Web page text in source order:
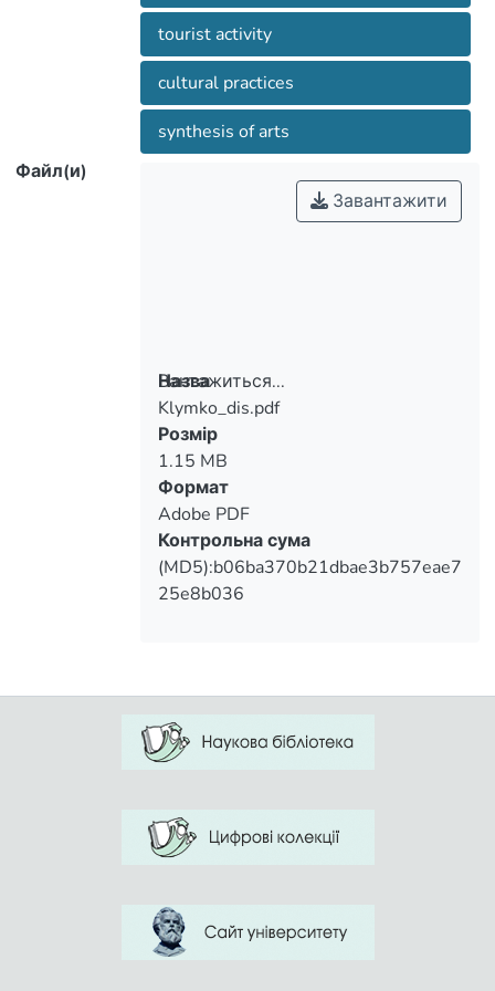
tourist activity
cultural practices
synthesis of arts
Файл(и)
Вантажиться...
Вантажиться...
Завантажити
Назва
Klymko_dis.pdf
Розмір
1.15 MB
Формат
Adobe PDF
Контрольна сума
(MD5):b06ba370b21dbae3b757eae7
25e8b036